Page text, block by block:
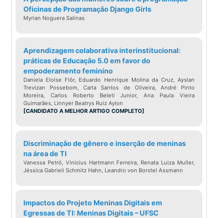
e bacharelanda em Computação pela
UERJ.
Tecnologia na B2W, gerenciando uma
equipe responsável por APIs que
atendem ao site da Americanas,
Submarino e Shoptime.
Oficinas de Programação Django Girls
Myrian Noguera Salinas
Aprendizagem colaborativa interinstitucional:
práticas de Educação 5.0 em favor do
empoderamento feminino
Daniela Eloise Flôr, Eduardo Henrique Molina da Cruz, Ayslan
Trevizan Possebom, Carla Santos de Oliveira, André Pinto
Moreira, Carlos Roberto Beleti Junior, Ana Paula Vieira
Guimarães, Linnyer Beatrys Ruiz Aylon
[CANDIDATO A MELHOR ARTIGO COMPLETO]
Discriminação de gênero e inserção de meninas
na área de TI
Vanessa Petró, Vinicius Hartmann Ferreira, Renata Luiza Muller,
Jéssica Gabrieli Schmitz Hahn, Leandro von Borstel Assmann
Impactos do Projeto Meninas Digitais em
Egressas de TI: Meninas Digitais – UFSC